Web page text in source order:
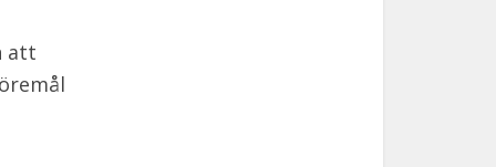
att